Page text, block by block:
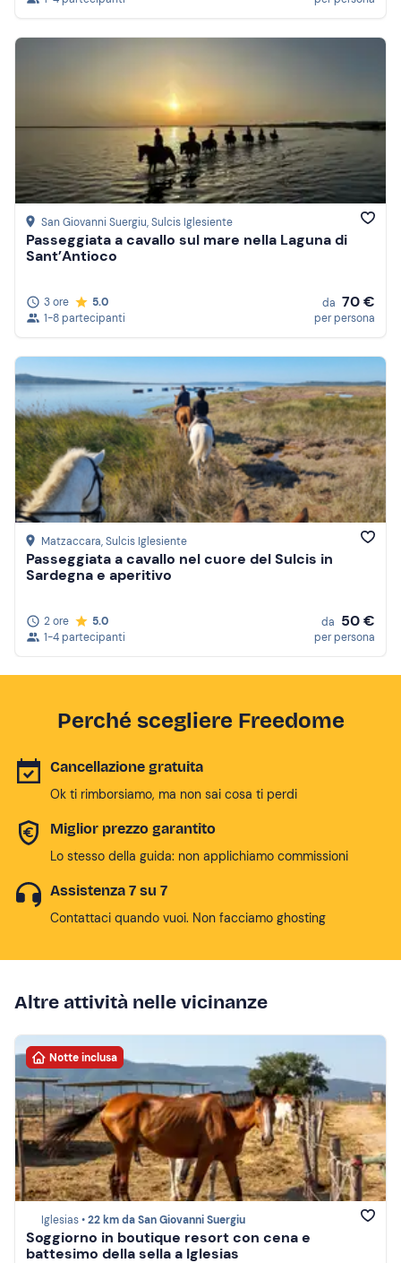
San Giovanni Suergiu, Sulcis Iglesiente
Passeggiata a cavallo sul mare nella Laguna di
Sant’Antioco
3 ore
5.0
1-8 partecipanti
da 70 €
per persona
Matzaccara, Sulcis Iglesiente
Passeggiata a cavallo nel cuore del Sulcis in
Sardegna e aperitivo
2 ore
5.0
1-4 partecipanti
da 50 €
per persona
Perché scegliere Freedome
Cancellazione gratuita
Ok ti rimborsiamo, ma non sai cosa ti perdi
Miglior prezzo garantito
Lo stesso della guida: non applichiamo commissioni
Assistenza 7 su 7
Contattaci quando vuoi. Non facciamo ghosting
Altre attività nelle vicinanze
Notte inclusa
Iglesias •22 km da San Giovanni Suergiu
Soggiorno in boutique resort con cena e
battesimo della sella a Iglesias